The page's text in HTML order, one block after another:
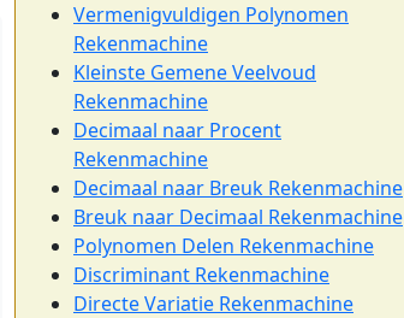
Vermenigvuldigen Polynomen
Rekenmachine
Kleinste Gemene Veelvoud
Rekenmachine
Decimaal naar Procent
Rekenmachine
Decimaal naar Breuk Rekenmachine
Breuk naar Decimaal Rekenmachine
Polynomen Delen Rekenmachine
Discriminant Rekenmachine
Directe Variatie Rekenmachine